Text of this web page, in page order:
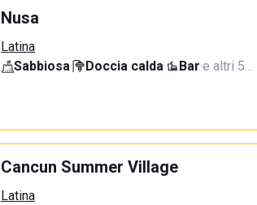
Nusa
Latina
Sabbiosa· Doccia calda· Bar·e altri 5…
Cancun Summer Village
Latina